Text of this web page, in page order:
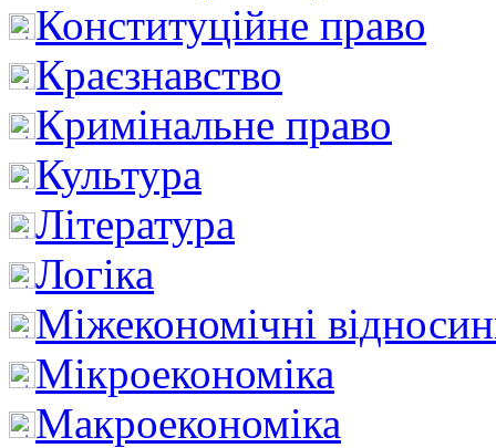
Конституційне право
Краєзнавство
Кримінальне право
Культура
Література
Логіка
Міжекономічні
Мікроекономіка
Макроекономіка